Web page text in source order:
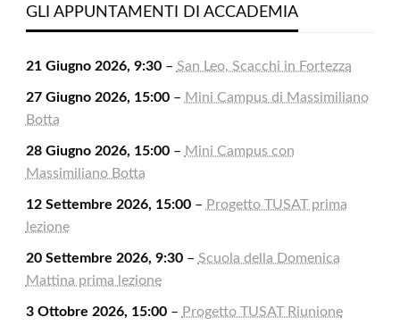
2026
2026
2026
2026
2026
GLI APPUNTAMENTI DI ACCADEMIA
21 Giugno 2026, 9:30– San Leo, Scacchi in Fortezza
27 Giugno 2026, 15:00– Mini Campus di Massimiliano
Botta
28 Giugno 2026, 15:00– Mini Campus con
Massimiliano Botta
12 Settembre 2026, 15:00– Progetto TUSAT prima
lezione
20 Settembre 2026, 9:30– Scuola della Domenica
Mattina prima lezione
3 Ottobre 2026, 15:00– Progetto TUSAT Riunione